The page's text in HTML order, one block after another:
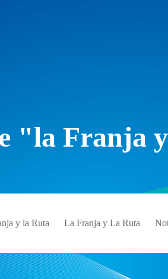
"la Franja
y la Ruta La Franja y La Ruta